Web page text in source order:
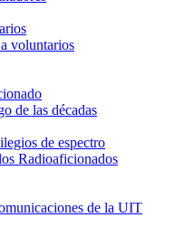
voluntarios
de las décadas
de espectro
Radioaficionados
de la UIT